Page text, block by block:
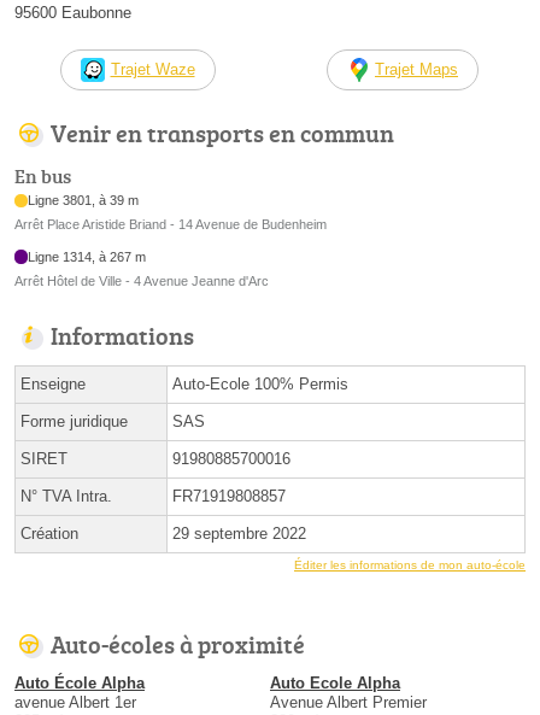
95600 Eaubonne
Trajet Waze Trajet Maps
Venir en transports en commun
En bus
Ligne 3801, à 39 m
Arrêt Place Aristide Briand - 14 Avenue de Budenheim
Ligne 1314, à 267 m
Arrêt Hôtel de Ville - 4 Avenue Jeanne d'Arc
Informations
Enseigne Auto-Ecole 100% Permis
Forme juridique SAS
SIRET 91980885700016
N° TVA Intra. FR71919808857
Création 29 septembre 2022
Éditer les informations de mon auto-école
Auto-écoles à proximité
Auto École Alpha
avenue Albert 1er
Auto Ecole Alpha
Avenue Albert Premier